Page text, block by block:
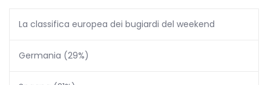
La classifica europea dei bugiardi del weekend
Germania (29%)